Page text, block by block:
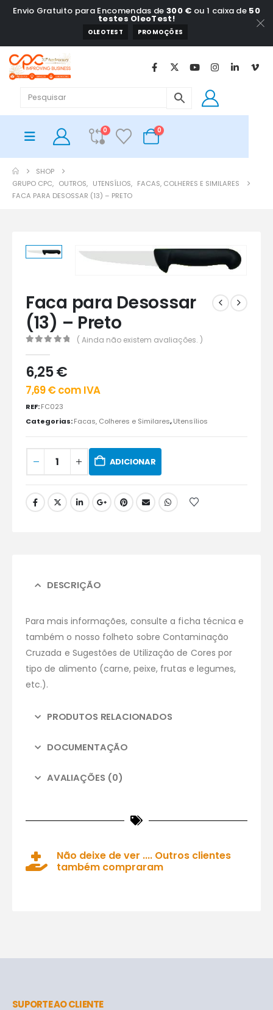
Envio Gratuito para Encomendas de 300 € ou 1 caixa de 50
testes OleoTest!
OLEOTEST PROMOÇÕES
0 0
SHOP
GRUPO CPC, OUTROS, UTENSÍLIOS, FACAS, COLHERES E SIMILARES
FACA PARA DESOSSAR (13) – PRETO
Faca para Desossar
(13) – Preto
( Ainda não existem avaliações. )
6,25€
7,69€com IVA
REF:FC023
Categorias:Facas, Colheres e Similares,Utensílios
ADICIONAR
DESCRIÇÃO
Para mais informações, consulte a ficha técnica e
também o nosso folheto sobre Contaminação
Cruzada e Sugestões de Utilização de Cores por
tipo de alimento (carne, peixe, frutas e legumes,
etc.).
PRODUTOS RELACIONADOS
DOCUMENTAÇÃO
AVALIAÇÕES (0)
Não deixe de ver .... Outros clientes
também compraram
SUPORTE AO CLIENTE